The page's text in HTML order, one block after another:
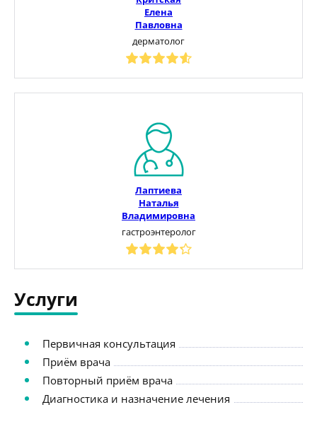
Елена
Павловна
дерматолог
Лаптиева
Наталья
Владимировна
гастроэнтеролог
Услуги
Первичная консультация
Приём врача
Повторный приём врача
Диагностика и назначение лечения